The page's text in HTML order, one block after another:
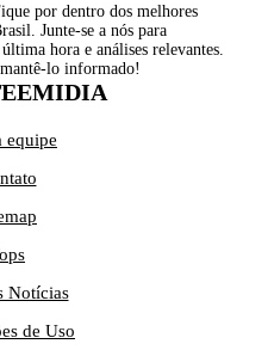
por dentro dos melhores
Junte-se a nós para
hora e análises relevantes.
lo informado!
equipe
Notícias
de Uso